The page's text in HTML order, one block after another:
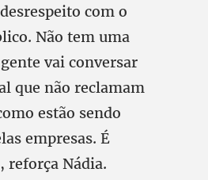
com o
Não tem uma
vai conversar
que não reclamam
estão sendo
empresas. É
reforça Nádia.